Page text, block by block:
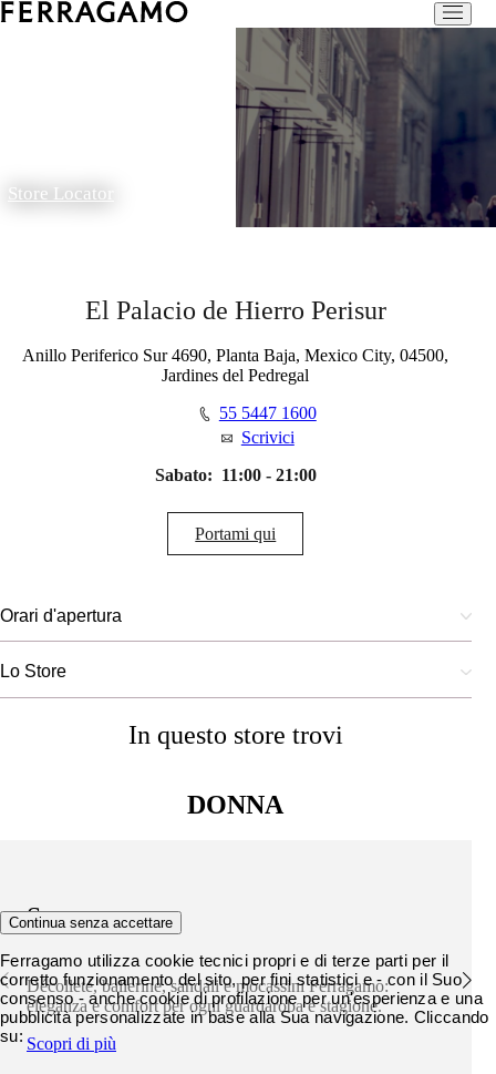
Store Locator
El Palacio de Hierro Perisur
Anillo Periferico Sur 4690, Planta Baja, Mexico City, 04500,
Jardines del Pedregal
55 5447 1600
Scrivici
Sabato: 11:00 - 21:00
Portami qui
Orari d'apertura
Lo Store
In questo store trovi
DONNA
Scarpe
Décolleté, ballerine, sandali e mocassini Ferragamo:
eleganza e comfort per ogni guardaroba e stagione.
Scopri di più
Continua senza accettare
Ferragamo utilizza cookie tecnici propri e di terze parti per il
corretto funzionamento del sito, per fini statistici e - con il Suo
consenso - anche cookie di profilazione per un'esperienza e una
pubblicità personalizzate in base alla Sua navigazione. Cliccando
su: